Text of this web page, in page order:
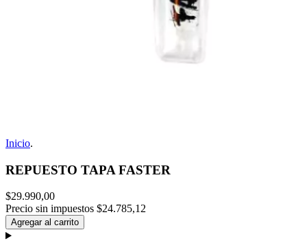
Inicio.
REPUESTO TAPA FASTER
$29.990,00
Precio sin impuestos $24.785,12
Agregar al carrito